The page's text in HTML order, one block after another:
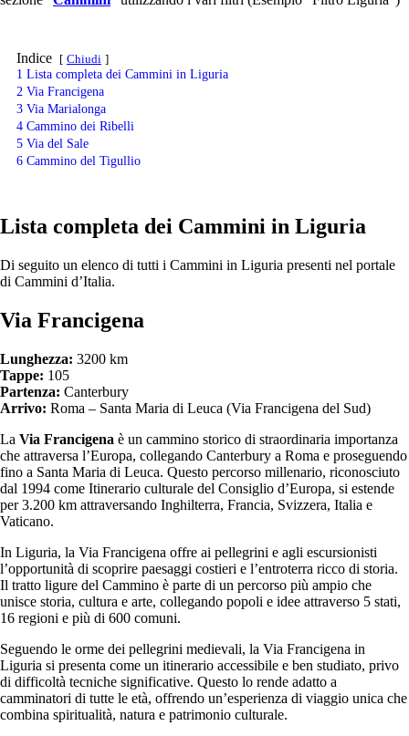
Indice Chiudi
1 Lista completa dei Cammini in Liguria
2 Via Francigena
3 Via Marialonga
4 Cammino dei Ribelli
5 Via del Sale
6 Cammino del Tigullio
Lista completa dei Cammini in Liguria
Di seguito un elenco di tutti i Cammini in Liguria presenti nel portale
di Cammini d’Italia.
Via Francigena
Lunghezza: 3200 km
Tappe: 105
Partenza: Canterbury
Arrivo: Roma – Santa Maria di Leuca (Via Francigena del Sud)
La Via Francigena è un cammino storico di straordinaria importanza
che attraversa l’Europa, collegando Canterbury a Roma e proseguendo
fino a Santa Maria di Leuca. Questo percorso millenario, riconosciuto
dal 1994 come Itinerario culturale del Consiglio d’Europa, si estende
per 3.200 km attraversando Inghilterra, Francia, Svizzera, Italia e
Vaticano.
In Liguria, la Via Francigena offre ai pellegrini e agli escursionisti
l’opportunità di scoprire paesaggi costieri e l’entroterra ricco di storia.
Il tratto ligure del Cammino è parte di un percorso più ampio che
unisce storia, cultura e arte, collegando popoli e idee attraverso 5 stati,
16 regioni e più di 600 comuni.
Seguendo le orme dei pellegrini medievali, la Via Francigena in
Liguria si presenta come un itinerario accessibile e ben studiato, privo
di difficoltà tecniche significative. Questo lo rende adatto a
camminatori di tutte le età, offrendo un’esperienza di viaggio unica che
combina spiritualità, natura e patrimonio culturale.